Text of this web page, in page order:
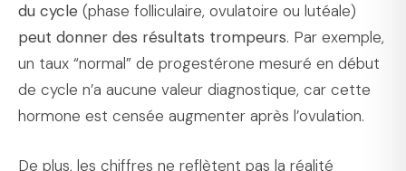
du cycle (phase folliculaire, ovulatoire ou lutéale)
peut donner des résultats trompeurs. Par exemple,
un taux “normal” de progestérone mesuré en début
de cycle n’a aucune valeur diagnostique, car cette
hormone est censée augmenter après l’ovulation.
De plus, les chiffres ne reflètent pas la réalité